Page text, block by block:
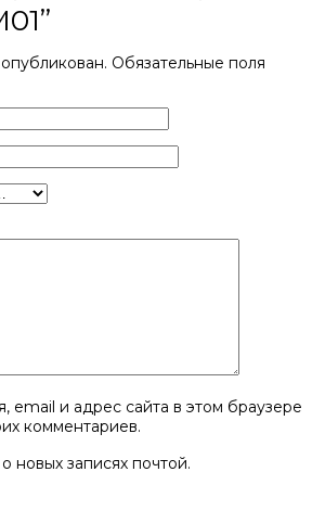
Обязательные поля
email и адрес сайта в этом браузере
комментариев.
новых записях почтой.